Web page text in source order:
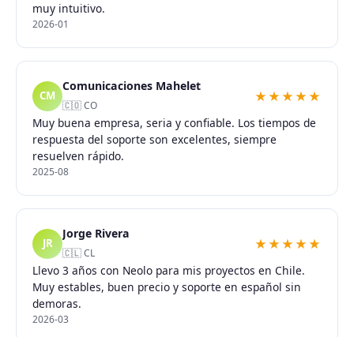
muy intuitivo.
2026-01
CM
Comunicaciones Mahelet
🇨🇴 CO
★★★★★
Muy buena empresa, seria y confiable. Los tiempos de
respuesta del soporte son excelentes, siempre
resuelven rápido.
2025-08
JR
Jorge Rivera
🇨🇱 CL
★★★★★
Llevo 3 años con Neolo para mis proyectos en Chile.
Muy estables, buen precio y soporte en español sin
demoras.
2026-03